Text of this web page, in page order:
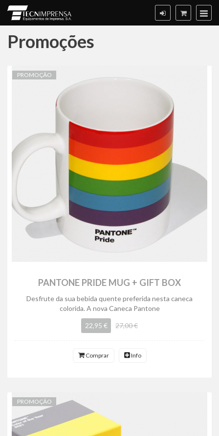
Promoções
Promoções
PROMOÇÃO
PANTONE PRIDE MUG + GIFT BOX
Desfrute da sua bebida quente preferida nesta caneca
colorida. A nova Caneca Pantone
22,95 € 27,00 €
Comprar Info
PROMOÇÃO